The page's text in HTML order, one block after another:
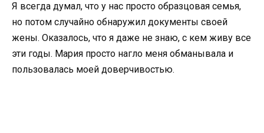
Я всегда думал, что у нас просто образцовая семья,
но потом случайно обнаружил документы своей
жены. Оказалось, что я даже не знаю, с кем живу все
эти годы. Мария просто нагло меня обманывала и
пользовалась моей доверчивостью.